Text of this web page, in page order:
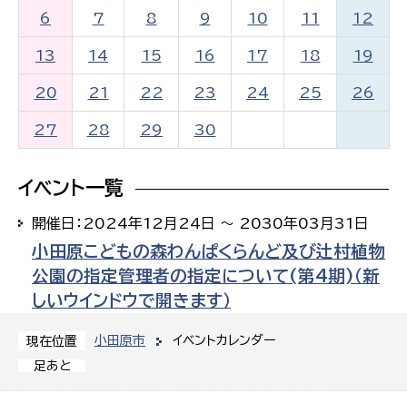
現在位置 小田原市
イベントカレンダー
足あと
6 7 8 9 10 11 12
13 14 15 16 17 18 19
20 21 22 23 24 25 26
27 28 29 30
イベント一覧
開催日：2024年12月24日 ～ 2030年03月31日
小田原こどもの森わんぱくらんど及び辻村植物
公園の指定管理者の指定について(第4期)（新
しいウインドウで開きます）